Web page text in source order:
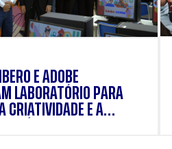
E ADOBE
LABORATÓRIO PARA
CRIATIVIDADE E A